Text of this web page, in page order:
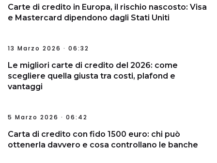
Carte di credito in Europa, il rischio nascosto: Visa
e Mastercard dipendono dagli Stati Uniti
13 Marzo 2026 · 06:32
Le migliori carte di credito del 2026: come
scegliere quella giusta tra costi, plafond e
vantaggi
5 Marzo 2026 · 06:42
Carta di credito con fido 1500 euro: chi può
ottenerla davvero e cosa controllano le banche